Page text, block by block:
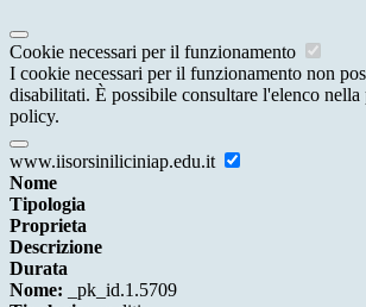
Cookie necessari per il funzionamento
I cookie necessari per il funzionamento non
disabilitati. È possibile consultare l'elenco
policy.
www.iisorsiniliciniap.edu.it
Nome
Tipologia
Proprieta
Descrizione
Durata
Nome: _pk_id.1.5709